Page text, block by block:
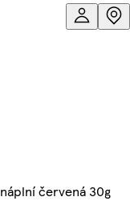
červená 30g